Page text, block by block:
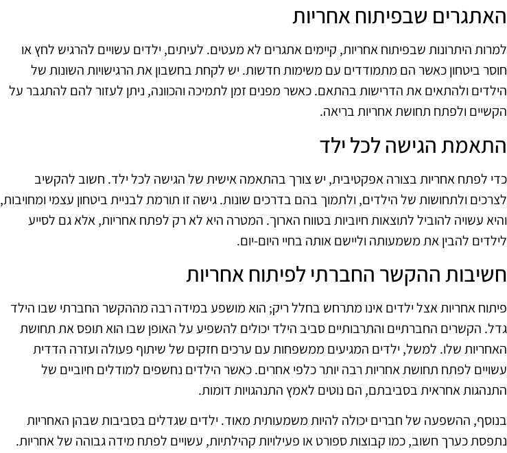
האתגרים שבפיתוח אחריות
למרות היתרונות שבפיתוח אחריות, קיימים אתגרים לא מעטים. לעיתים, ילדים עשויים להרגיש לחץ או
חוסר ביטחון כאשר הם מתמודדים עם משימות חדשות. יש לקחת בחשבון את הרגישויות השונות של
הילדים ולהתאים את הדרישות בהתאם. כאשר מפנים זמן לתמיכה והכוונה, ניתן לעזור להם להתגבר על
הקשיים ולפתח תחושת אחריות בריאה.
התאמת הגישה לכל ילד
כדי לפתח אחריות בצורה אפקטיבית, יש צורך בהתאמה אישית של הגישה לכל ילד. חשוב להקשיב
לצרכים ולתחושות של הילדים, ולתמוך בהם בדרכים שונות. גישה זו תורמת לבניית ביטחון עצמי ומחויבות,
והיא עשויה להוביל לתוצאות חיוביות בטווח הארוך. המטרה היא לא רק לפתח אחריות, אלא גם לסייע
לילדים להבין את משמעותה וליישם אותה בחיי היום-יום.
חשיבות ההקשר החברתי לפיתוח אחריות
פיתוח אחריות אצל ילדים אינו מתרחש בחלל ריק; הוא מושפע במידה רבה מההקשר החברתי שבו הילד
גדל. הקשרים החברתיים והתרבותיים סביב הילד יכולים להשפיע על האופן שבו הוא תופס את תחושת
האחריות שלו. למשל, ילדים המגיעים ממשפחות עם ערכים חזקים של שיתוף פעולה ועזרה הדדית
עשויים לפתח תחושת אחריות רבה יותר כלפי אחרים. כאשר הילדים נחשפים למודלים חיוביים של
התנהגות אחראית בסביבתם, הם נוטים לאמץ התנהגויות דומות.
בנוסף, ההשפעה של חברים יכולה להיות משמעותית מאוד. ילדים שגדלים בסביבות שבהן האחריות
נתפסת כערך חשוב, כמו קבוצות ספורט או פעילויות קהילתיות, עשויים לפתח מידה גבוהה של אחריות.